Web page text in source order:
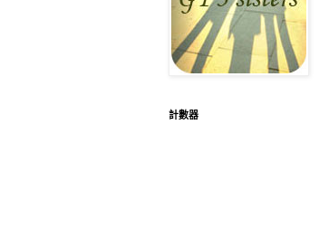
計數器